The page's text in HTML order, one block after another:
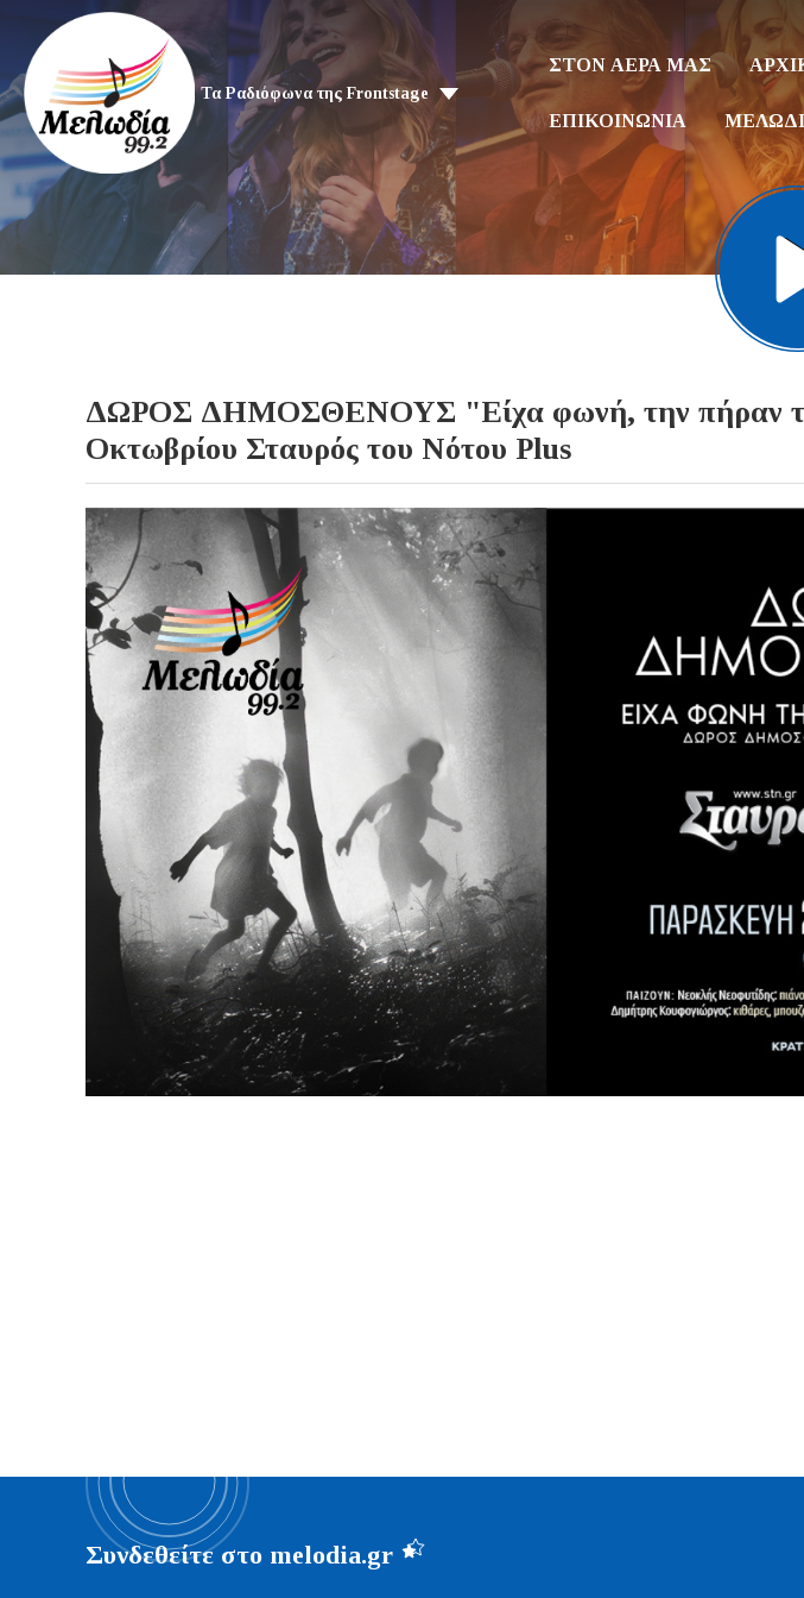
Τα Ραδιόφωνα της Frontstage
ΣΤΟΝ ΑΕΡΑ ΜΑΣ
ΕΠΙΚΟΙΝΩΝΙΑ
ΔΩΡΟΣ ΔΗΜΟΣΘΕΝΟΥΣ "Είχα φωνή, την πήραν
Οκτωβρίου Σταυρός του Νότου Plus
Συνδεθείτε στο melodia.gr